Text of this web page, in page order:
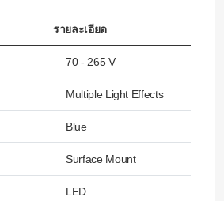
รายละเอียด
70 - 265 V
Multiple Light Effects
Blue
Surface Mount
LED